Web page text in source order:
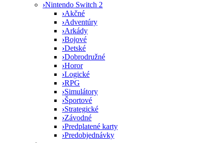
›Nintendo Switch 2
›Akčné
›Adventúry
›Arkády
›Bojové
›Detské
›Dobrodružné
›Horor
›Logické
›RPG
›Simulátory
›Športové
›Strategické
›Závodné
›Predplatené karty
›Predobjednávky